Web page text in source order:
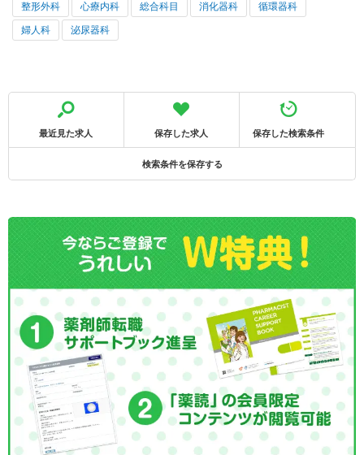
整形外科 心療内科 総合科目 消化器科 循環器科
婦人科 泌尿器科
最近見た求人 保存した求人 保存した検索条件
検索条件を保存する